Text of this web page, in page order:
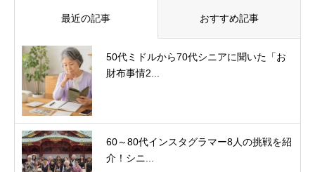
最近の記事 おすすめ記事
50代ミドルから70代シニアに聞いた「お
財布事情2...
60～80代インスタグラマー8人の挑戦を紹
介！シニ...